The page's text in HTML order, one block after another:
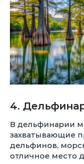
4.
В дельфинарии
захватывающие
дельфинов,
отличное место